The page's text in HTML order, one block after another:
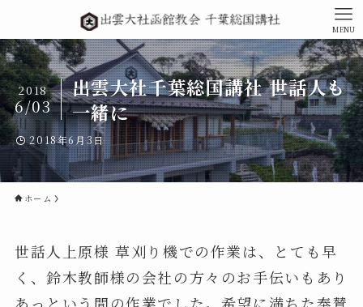
MENU
出雲大社千葉総国講社 世話人も
一緒に
2018
6/03
2018年6月3日
ホーム
世話人上原様 草刈り機での作業は、とても早
く、鈴木教師様の会社の方々のお手伝いもあり
あっという間の作業でした。希望に満ちた奉賛